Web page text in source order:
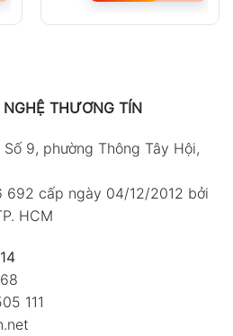
THƯƠNG TÍN
9, phường Thông Tây Hội,
692 cấp ngày 04/12/2012 bởi
HCM
111